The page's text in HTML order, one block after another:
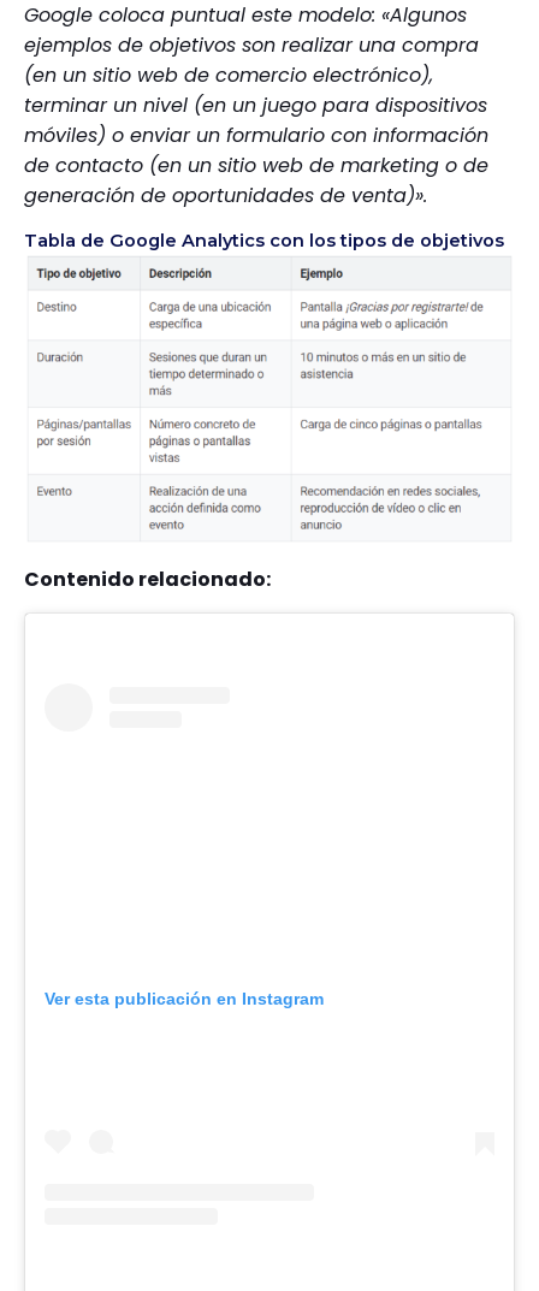
Google coloca puntual este modelo: «Algunos
ejemplos de objetivos son realizar una compra
(en un sitio web de comercio electrónico),
terminar un nivel (en un juego para dispositivos
móviles) o enviar un formulario con información
de contacto (en un sitio web de marketing o de
generación de oportunidades de venta)».
Tabla de Google Analytics con los tipos de objetivos
Contenido relacionado:
Ver esta publicación en Instagram